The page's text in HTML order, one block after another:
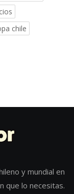
chile
y mundial en
que lo necesitas.